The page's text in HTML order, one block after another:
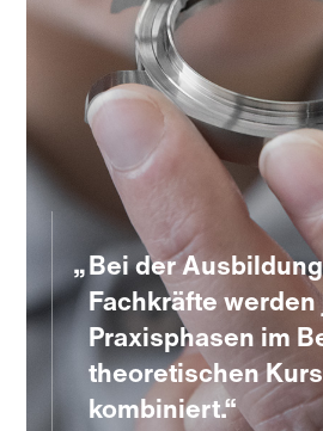
Bei der
Fachkräfte
Praxisphasen im
theoretischen
kombiniert.